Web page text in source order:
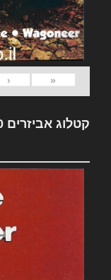
«
‹
קטלוג אביזרים Jeep 1980